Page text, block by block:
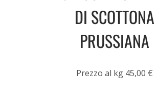
DI SCOTTONA
PRUSSIANA
Prezzo al kg 45,00 €